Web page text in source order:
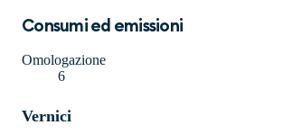
Consumi ed emissioni
Omologazione
6
Vernici